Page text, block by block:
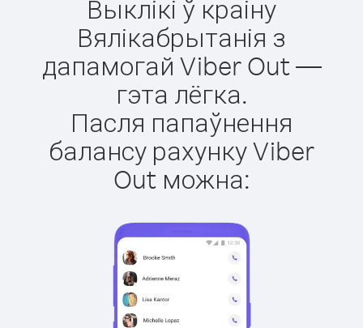
Выклікі ў краіну
Вялікабрытанія з
дапамогай Viber Out —
гэта лёгка.
Пасля папаўнення
балансу рахунку Viber
Out можна: